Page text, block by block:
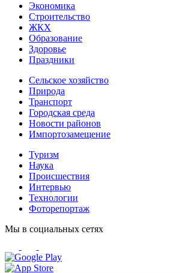
Экономика
Строительство
ЖКХ
Образование
Здоровье
Праздники
Сельское хозяйство
Природа
Транспорт
Городская среда
Новости районов
Импортозамещение
Туризм
Наука
Происшествия
Интервью
Технологии
Фоторепортаж
Мы в социальных сетях